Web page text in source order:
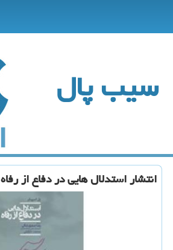
سیب پال
انتشار استدلال هایی در دفاع از رفاه